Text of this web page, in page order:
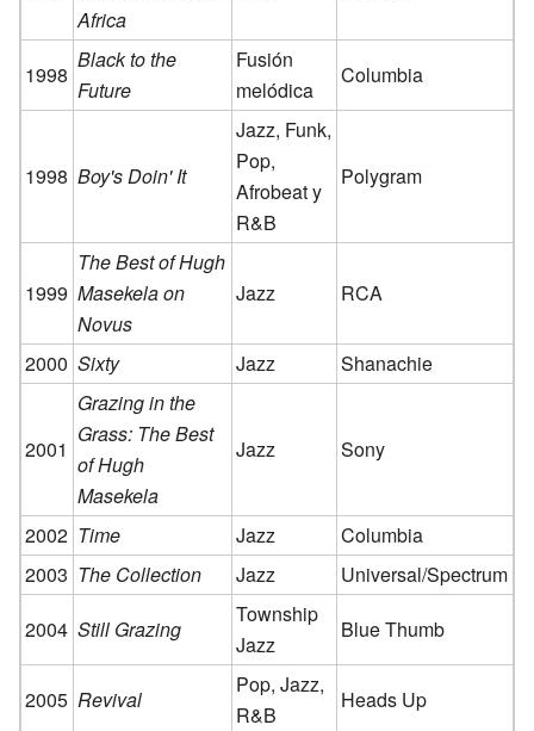
Africa
1998
Black to the
Future
Fusión
melódica
Columbia
1998 Boy's Doin' It
Jazz, Funk,
Pop,
Afrobeat y
R&B
Polygram
1999
The Best of Hugh
Masekela on
Novus
Jazz RCA
2000 Sixty Jazz Shanachie
2001
Grazing in the
Grass: The Best
of Hugh
Masekela
Jazz Sony
2002 Time Jazz
Columbia
2003 The Collection Jazz
Universal/Spectrum
2004 Still Grazing
Township
Jazz
Blue Thumb
2005 Revival
Pop, Jazz,
R&B
Heads Up